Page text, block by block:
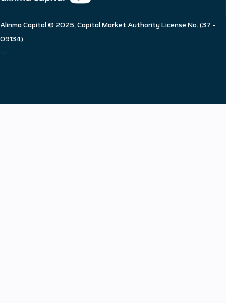
Alinma Capital © 2025, Capital Market Authority License No. (37 -
09134)